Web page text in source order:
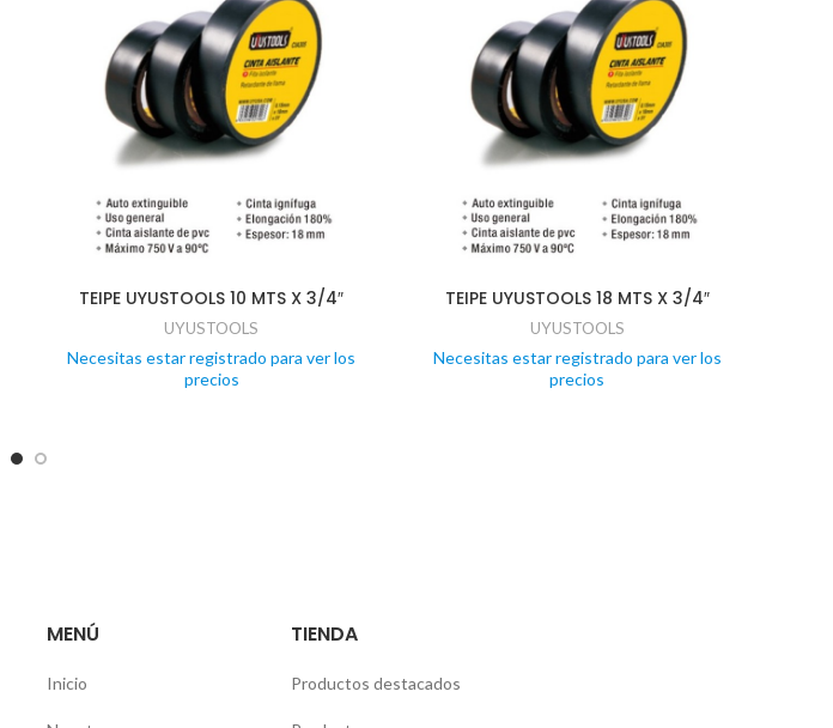
TEIPE UYUSTOOLS 10 MTS X 3/4″
UYUSTOOLS
Necesitas estar registrado para ver los
precios
TEIPE UYUSTOOLS 18 MTS X 3/4″
UYUSTOOLS
Necesitas estar registrado para ver los
precios
MENÚ
Inicio
TIENDA
Productos destacados